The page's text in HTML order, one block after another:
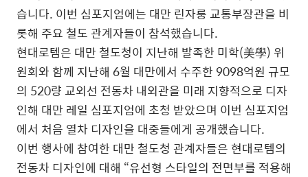
습니다. 이번 심포지엄에는 대만 린자룽 교통부장관을 비
롯해 주요 철도 관계자들이 참석했습니다.
현대로템은 대만 철도청이 지난해 발족한 미학(美學) 위
원회와 함께 지난해 6월 대만에서 수주한 9098억원 규모
의 520량 교외선 전동차 내외관을 미래 지향적으로 디자
인해 대만 레일 심포지엄에 초청 받았으며 이번 심포지엄
에서 처음 열차 디자인을 대중들에게 공개했습니다.
이번 행사에 참여한 대만 철도청 관계자들은 현대로템의
전동차 디자인에 대해 “유선형 스타일의 전면부를 적용해